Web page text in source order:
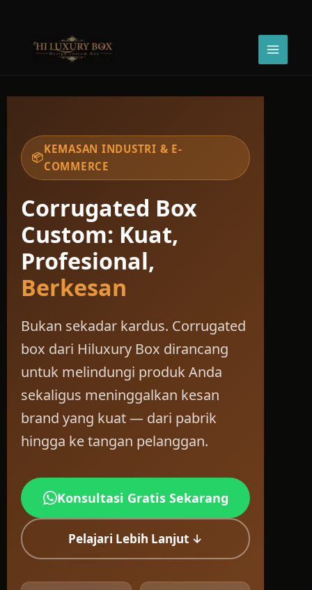
content
📦
KEMASAN INDUSTRI & E-
COMMERCE
Corrugated Box
Custom: Kuat,
Profesional,
Berkesan
Bukan sekadar kardus. Corrugated
box dari Hiluxury Box dirancang
untuk melindungi produk Anda
sekaligus meninggalkan kesan
brand yang kuat — dari pabrik
hingga ke tangan pelanggan.
Konsultasi Gratis Sekarang
Pelajari Lebih Lanjut ↓